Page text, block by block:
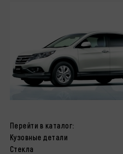
Перейти в каталог:
Кузовные детали
Стекла